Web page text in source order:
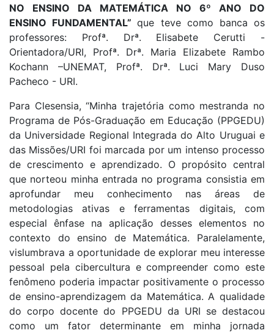
NO ENSINO DA MATEMÁTICA NO 6º ANO DO
ENSINO FUNDAMENTAL”que teve como banca os
professores: Profª. Drª. Elisabete Cerutti -
Orientadora/URI, Profª. Drª. Maria Elizabete Rambo
Kochann –UNEMAT, Profª. Drª. Luci Mary Duso
Pacheco - URI.
Para Clesensia, “Minha trajetória como mestranda no
Programa de Pós-Graduação em Educação (PPGEDU)
da Universidade Regional Integrada do Alto Uruguai e
das Missões/URI foi marcada por um intenso processo
de crescimento e aprendizado. O propósito central
que norteou minha entrada no programa consistia em
aprofundar meu conhecimento nas áreas de
metodologias ativas e ferramentas digitais, com
especial ênfase na aplicação desses elementos no
contexto do ensino de Matemática. Paralelamente,
vislumbrava a oportunidade de explorar meu interesse
pessoal pela cibercultura e compreender como este
fenômeno poderia impactar positivamente o processo
de ensino-aprendizagem da Matemática. A qualidade
do corpo docente do PPGEDU da URI se destacou
como um fator determinante em minha jornada